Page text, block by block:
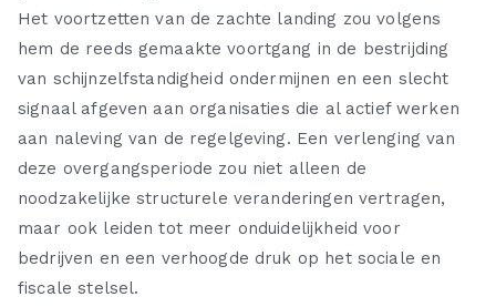
Het voortzetten van de zachte landing zou volgens
hem de reeds gemaakte voortgang in de bestrijding
van schijnzelfstandigheid ondermijnen en een slecht
signaal afgeven aan organisaties die al actief werken
aan naleving van de regelgeving. Een verlenging van
deze overgangsperiode zou niet alleen de
noodzakelijke structurele veranderingen vertragen,
maar ook leiden tot meer onduidelijkheid voor
bedrijven en een verhoogde druk op het sociale en
fiscale stelsel.